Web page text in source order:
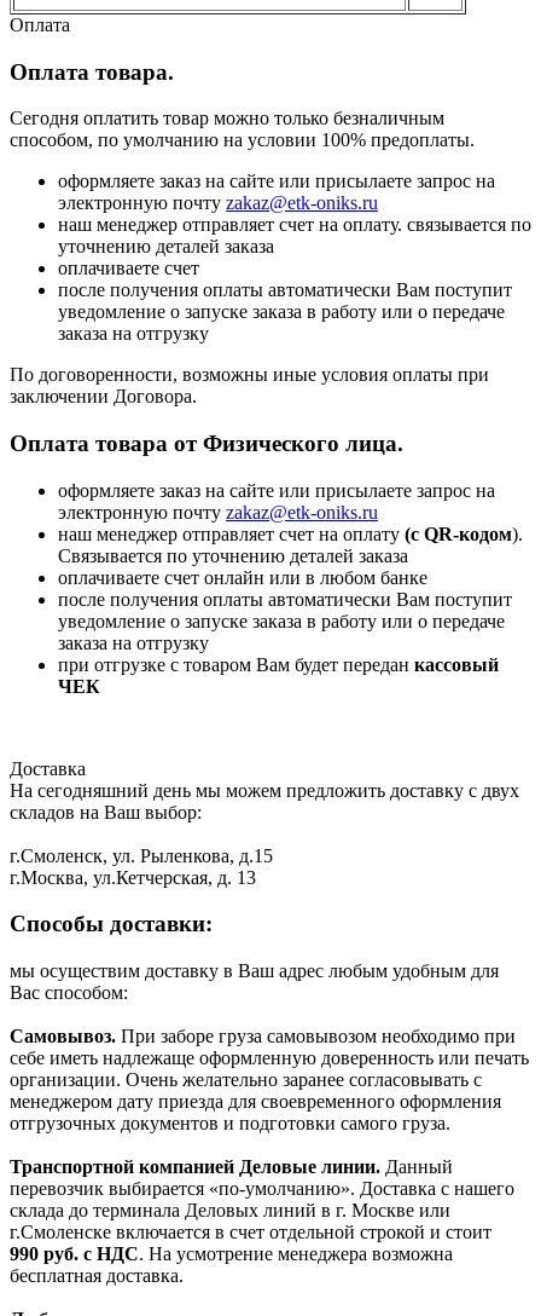
Оплата
Оплата товара.
Сегодня оплатить товар можно только безналичным
способом, по умолчанию на условии 100% предоплаты.
оформляете заказ на сайте или присылаете запрос на
электронную почту zakaz@etk-oniks.ru
наш менеджер отправляет счет на оплату. связывается по
уточнению деталей заказа
оплачиваете счет
после получения оплаты автоматически Вам поступит
уведомление о запуске заказа в работу или о передаче
заказа на отгрузку
По договоренности, возможны иные условия оплаты при
заключении Договора.
Оплата товара от Физического лица.
оформляете заказ на сайте или присылаете запрос на
электронную почту zakaz@etk-oniks.ru
наш менеджер отправляет счет на оплату (с QR-кодом).
Связывается по уточнению деталей заказа
оплачиваете счет онлайн или в любом банке
после получения оплаты автоматически Вам поступит
уведомление о запуске заказа в работу или о передаче
заказа на отгрузку
при отгрузке с товаром Вам будет передан кассовый
ЧЕК
Доставка
На сегодняшний день мы можем предложить доставку с двух
складов на Ваш выбор:
г.Смоленск, ул. Рыленкова, д.15
г.Москва, ул.Кетчерская, д. 13
Способы доставки:
мы осуществим доставку в Ваш адрес любым удобным для
Вас способом:
Самовывоз. При заборе груза самовывозом необходимо при
себе иметь надлежаще оформленную доверенность или печать
организации. Очень желательно заранее согласовывать с
менеджером дату приезда для своевременного оформления
отгрузочных документов и подготовки самого груза.
Транспортной компанией Деловые линии. Данный
перевозчик выбирается «по-умолчанию». Доставка с нашего
склада до терминала Деловых линий в г. Москве или
г.Смоленске включается в счет отдельной строкой и стоит
990 руб. с НДС. На усмотрение менеджера возможна
бесплатная доставка.